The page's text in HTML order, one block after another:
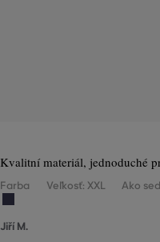
Kvalitní materiál, jednoduché
Farba Veľkosť: XXL Ako
Jiří M.